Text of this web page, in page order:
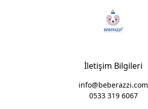
İletişim Bilgileri
info@beberazzi.com
0533 319 6067